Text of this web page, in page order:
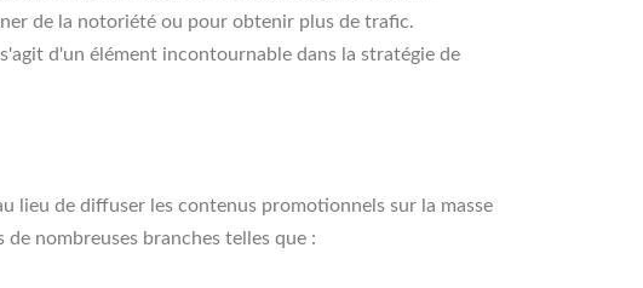
de la notoriété ou pour obtenir plus de trafic.
d'un élément incontournable dans la stratégie de
lieu de diffuser les contenus promotionnels sur la masse
nombreuses branches telles que :